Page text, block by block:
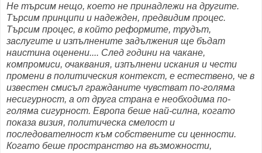
Не търсим нещо, което не принадлежи на другите.
Търсим принципи и надежден, предвидим процес.
Търсим процес, в който реформите, трудът,
заслугите и изпълнените задължения ще бъдат
наистина оценени.... След години на чакане,
компромиси, очаквания, изпълнени искания и чести
промени в политическия контекст, е естествено, че в
известен смисъл гражданите чувстват по-голяма
несигурност, а от друга страна е необходима по-
голяма сигурност. Европа беше най-силна, когато
показа визия, политическа смелост и
последователност към собствените си ценности.
Когато беше пространство на възможности,